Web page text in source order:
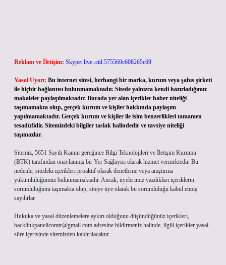
Reklam ve İletişim: Skype: live:.cid.575569c608265c69
Yasal Uyarı: Bu internet sitesi, herhangi bir marka, kurum veya şahıs şirketi
ile hiçbir bağlantısı bulunmamaktadır. Sitede yalnızca kendi hazırladığımız
makaleler paylaşılmaktadır. Burada yer alan içerikler haber niteliği
taşımamakta olup, gerçek kurum ve kişiler hakkında paylaşım
yapılmamaktadır. Gerçek kurum ve kişiler ile isim benzerlikleri tamamen
tesadüfidir. Sitemizdeki bilgiler taslak halindedir ve tavsiye niteliği
taşımazlar.
Sitemiz, 5651 Sayılı Kanun gereğince Bilgi Teknolojileri ve İletişim Kurumu
(BTK) tarafından onaylanmış bir Yer Sağlayıcı olarak hizmet vermektedir. Bu
nedenle, sitedeki içerikleri proaktif olarak denetleme veya araştırma
yükümlülüğümüz bulunmamaktadır. Ancak, üyelerimiz yazdıkları içeriklerin
sorumluluğunu taşımakta olup, siteye üye olarak bu sorumluluğu kabul etmiş
sayılırlar.
Hukuka ve yasal düzenlemelere aykırı olduğunu düşündüğünüz içerikleri,
backlinkpanelicomtr@gmail.com adresine bildirmeniz halinde, ilgili içerikler yasal
süre içerisinde sitemizden kaldırılacaktır.